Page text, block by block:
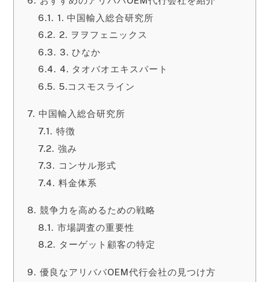
1. 中国輸入総合研究所
2. ヲヲフェニックス
3. ひなか
4. タオバオエキスパート
5.コスモスライン
中国輸入総合研究所
特徴
強み
コンサル形式
料金体系
競争力を高めるための戦略
市場調査の重要性
ターゲット顧客の特定
優良なアリババOEM代行会社の見つけ方